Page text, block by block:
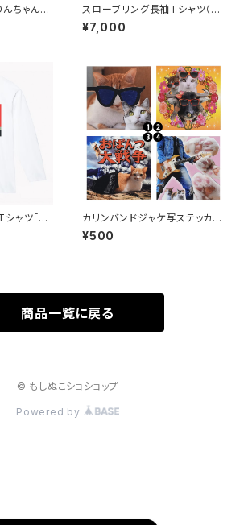
ちゃんの
スローブリング長袖Tシャツ（男
女兼用）ちゃいちゃんの「愛して
る」を受け取って♪
¥7,000
ャツ「猫
ってくれ
よなぁ」
カリンバンドジャケ写ステッカー
各種「ドゥルドゥルドゥルドゥルド
ゥルドゥンだよ♪」
¥500
商品一覧に戻る
© もしぬこショショップ
Powered by